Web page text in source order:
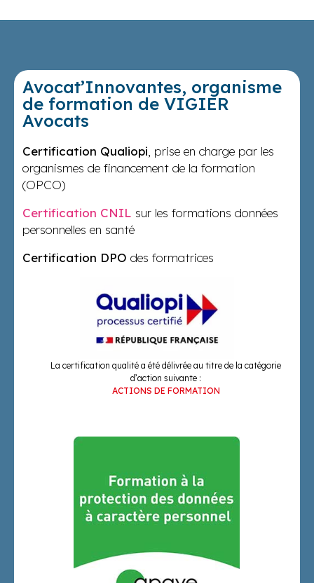
Avocat’Innovantes, organisme
de formation de VIGIER
Avocats
Certification Qualiopi , prise en charge par les
organismes de financement de la formation
(OPCO)
Certification CNIL sur les formations données
personnelles en santé
Certification DPO des formatrices
La certification qualité a été délivrée au titre de la catégorie
d’action suivante :
ACTIONS DE FORMATION